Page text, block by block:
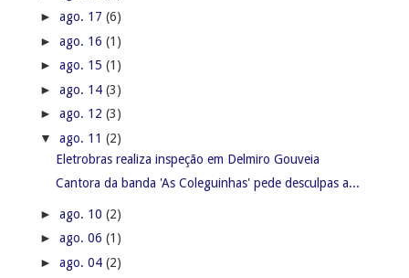
► ago. 17 (6)
► ago. 16 (1)
► ago. 15 (1)
► ago. 14 (3)
► ago. 12 (3)
▼ ago. 11 (2)
Eletrobras realiza inspeção em Delmiro Gouveia
Cantora da banda 'As Coleguinhas' pede desculpas a...
► ago. 10 (2)
► ago. 06 (1)
► ago. 04 (2)